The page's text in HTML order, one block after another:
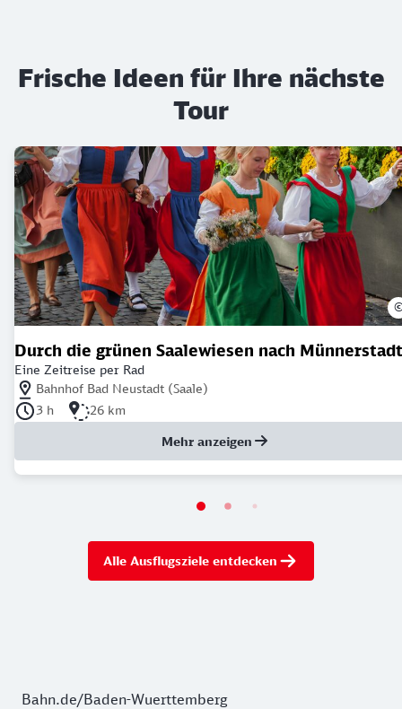
Frische Ideen für Ihre nächste
Tour
Durch die grünen Saalewiesen nach Münnerstadt
Eine Zeitreise per Rad
Nächstgelegener Bahnhof: Bahnhof Bad Neustadt (Saale)
Bahnhof Bad Neustadt (Saale)
Dauer der Tour: 3 Stunden
3 h Länge der Tour: 26 Kilometer
26 km
Mehr anzeigen
Alle Ausflugsziele entdecken
Bahn.de/Baden-Wuerttemberg